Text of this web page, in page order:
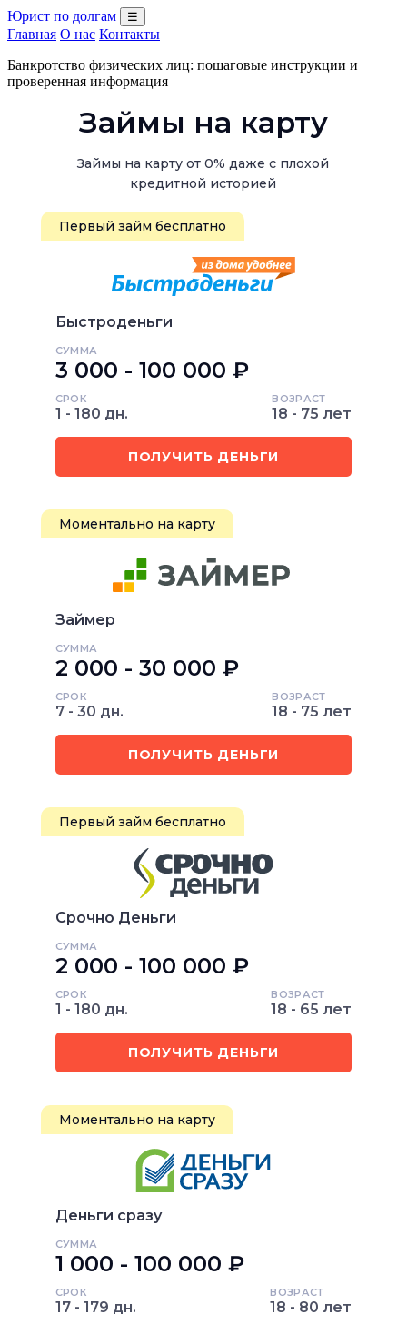
Юрист по долгам ☰
Главная О нас Контакты
Банкротство физических лиц: пошаговые инструкции и
проверенная информация
Займы на карту
Займы на карту от 0% даже с плохой
кредитной историей
Первый займ бесплатно
Быстроденьги
СУММА
3 000 - 100 000 ₽
СРОК
1 - 180 дн.
ВОЗРАСТ
18 - 75 лет
ПОЛУЧИТЬ ДЕНЬГИ
Моментально на карту
Займер
СУММА
2 000 - 30 000 ₽
СРОК
7 - 30 дн.
ВОЗРАСТ
18 - 75 лет
ПОЛУЧИТЬ ДЕНЬГИ
Первый займ бесплатно
Срочно Деньги
СУММА
2 000 - 100 000 ₽
СРОК
1 - 180 дн.
ВОЗРАСТ
18 - 65 лет
ПОЛУЧИТЬ ДЕНЬГИ
Моментально на карту
Деньги сразу
СУММА
1 000 - 100 000 ₽
СРОК
17 - 179 дн.
ВОЗРАСТ
18 - 80 лет